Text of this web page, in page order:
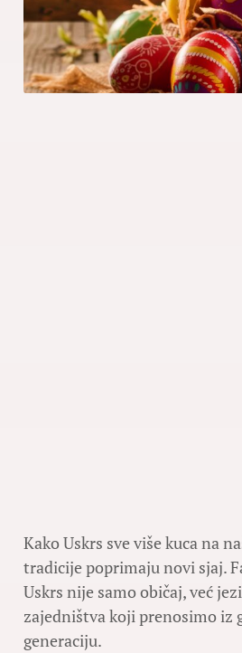
Kako Uskrs sve više kuca na
tradicije poprimaju novi sjaj.
Uskrs nije samo običaj, već
zajedništva koji prenosimo iz
generaciju.